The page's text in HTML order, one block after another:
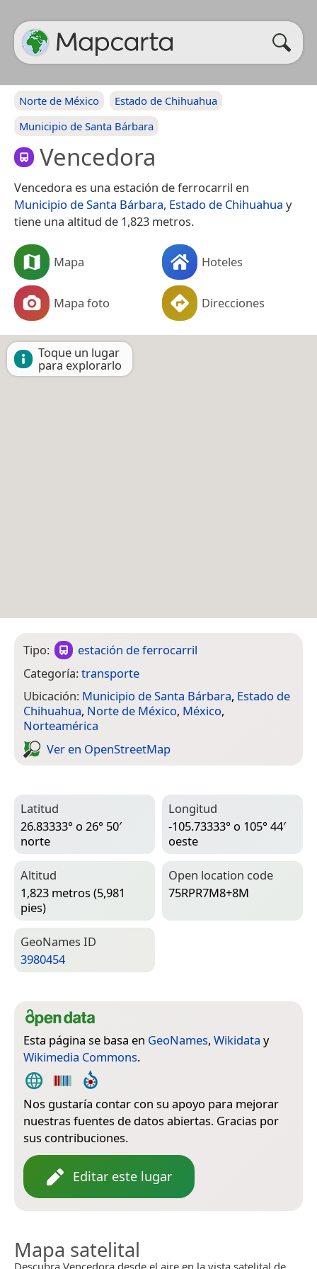
Norte de México
Estado de Chihuahua
Municipio de Santa Bárbara
Vencedora
Vencedora es una estación de ferrocarril en
Municipio de Santa Bárbara, Estado de Chihuahua y
tiene una altitud de 1,823 metros.
Mapa Hoteles
Mapa foto Direcciones
Toque un lugar
para explorarlo
Tipo:
estación de ferrocarril
Categoría:transporte
Ubicación: Municipio de Santa Bárbara, Estado de
Chihuahua, Norte de México, México,
Norteamérica
Ver en Open­Street­Map
Latitud
26.83333° o 26° 50′
norte
Longitud
-105.73333° o 105° 44′
oeste
Altitud
1,823 metros (5,981
pies)
Open location code
75RPR7M8+8M
Geo­Names ID
3980454
Esta página se basa en GeoNames, Wikidata y
Wikimedia Commons.
Nos gustaría contar con su apoyo para mejorar
nuestras fuentes de datos abiertas. Gracias por
sus contribuciones.
Editar este lugar
Mapa satelital